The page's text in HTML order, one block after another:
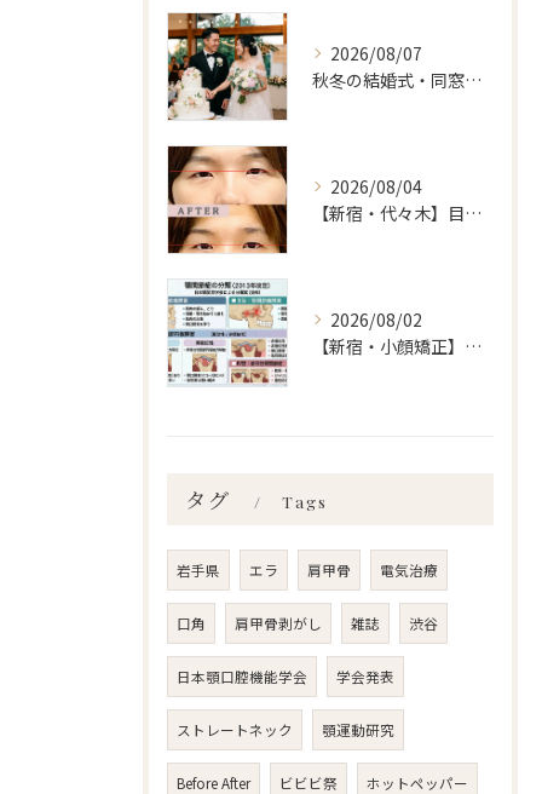
2026/08/07
秋冬の結婚式・同窓会に間に合わせるなら「今」始めるべき理由 ailes式 before・after 新宿・食いしばり・骨盤矯正・小顔矯正・顎関節症・顔の左右差ならailesシンメトリー矯正院
2026/08/04
【新宿・代々木】目の左右差ailes式 before・after 新宿・食いしばり・骨盤矯正・小顔矯正・顎関節症・顔の左右差ならailesシンメトリー矯正院
2026/08/02
【新宿・小顔矯正】顎関節症の分類、あなたはいくつ言えますか？ailes式 before・after 新宿・食いしばり・骨盤矯正・小顔矯正・顎関節症・顔の左右差ならailesシンメトリー矯正院
タグ Tags
岩手県 エラ 肩甲骨 電気治療
口角 肩甲骨剥がし 雑誌 渋谷
日本顎口腔機能学会 学会発表
ストレートネック 顎運動研究
Before After ビビビ祭 ホットペッパー